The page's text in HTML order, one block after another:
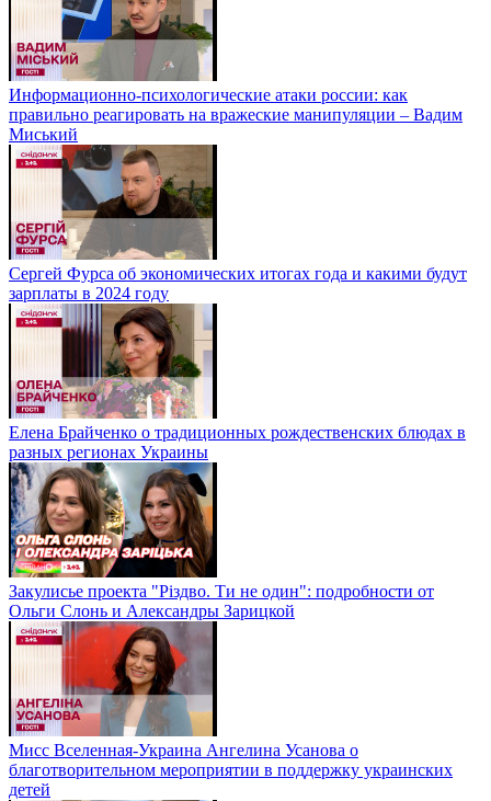
Информационно-психологические атаки россии: как
правильно реагировать на вражеские манипуляции – Вадим
Миський
Сергей Фурса об экономических итогах года и какими будут
зарплаты в 2024 году
Елена Брайченко о традиционных рождественских блюдах в
разных регионах Украины
Закулисье проекта "Різдво. Ти не один": подробности от
Ольги Слонь и Александры Зарицкой
Мисс Вселенная-Украина Ангелина Усанова о
благотворительном мероприятии в поддержку украинских
детей